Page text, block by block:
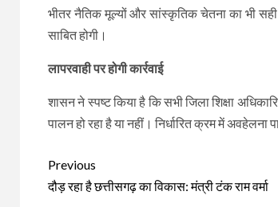
भीतर नैतिक मूल्यों और सांस्कृतिक चेतना का भी सही
साबित होगी।
लापरवाही पर होगी कार्रवाई
शासन ने स्पष्ट किया है कि सभी जिला शिक्षा
पालन हो रहा है या नहीं। निर्धारित क्रम में
Continue
Reading
Previous
दौड़ रहा है छत्तीसगढ़ का विकास: मंत्री टंक राम वर्मा